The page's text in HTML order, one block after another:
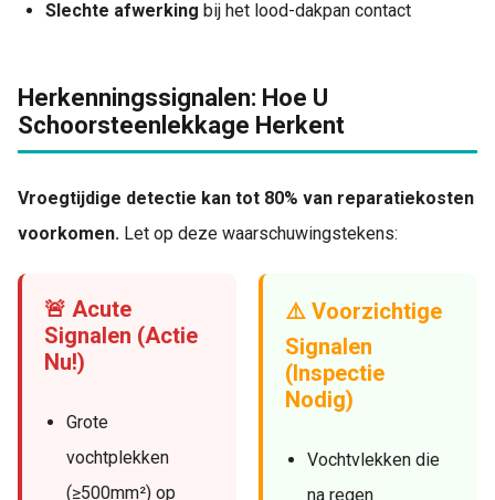
Slechte afwerking bij het lood-dakpan contact
Herkenningssignalen: Hoe U
Schoorsteenlekkage Herkent
Vroegtijdige detectie kan tot 80% van reparatiekosten
voorkomen. Let op deze waarschuwingstekens:
🚨 Acute
Signalen (Actie
Nu!)
Grote
vochtplekken
(≥500mm²) op
⚠️ Voorzichtige
Signalen
(Inspectie
Nodig)
Vochtvlekken die
na regen